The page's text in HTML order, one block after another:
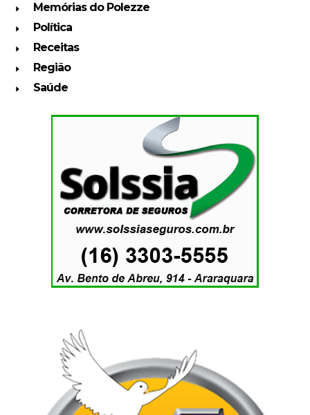
Memórias do Polezze
Política
Receitas
Região
Saúde